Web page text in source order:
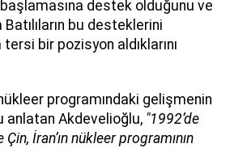
destek olduğunu ve
bu desteklerini
bir pozisyon aldıklarını
nükleer programındaki gelişmenin
anlatan Akdevelioğlu, "1992’de
İran’ın nükleer programının